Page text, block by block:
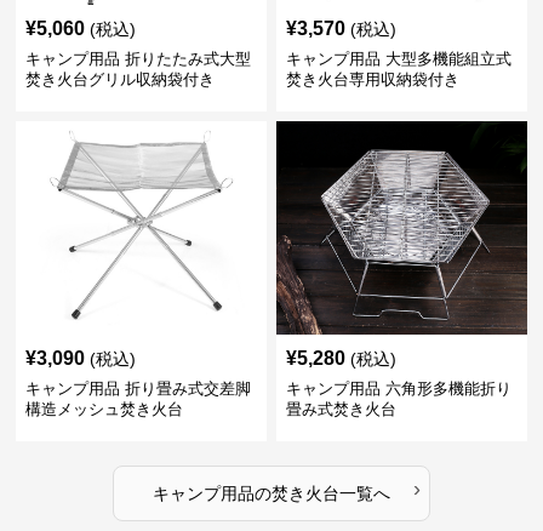
¥5,060 (税込)
キャンプ用品 折りたたみ式大型
焚き火台グリル収納袋付き
¥3,570 (税込)
キャンプ用品 大型多機能組立式
焚き火台専用収納袋付き
¥3,090 (税込)
キャンプ用品 折り畳み式交差脚
構造メッシュ焚き火台
¥5,280 (税込)
キャンプ用品 六角形多機能折り
畳み式焚き火台
キャンプ用品の焚き火台一覧へ ›